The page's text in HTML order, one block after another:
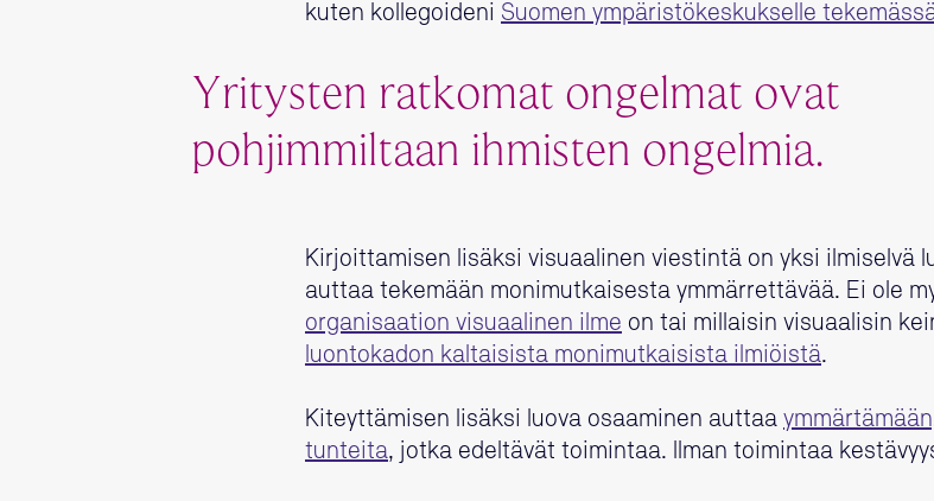
kuten kollegoideni Suomen ympäristökeskukselle
Yritysten ratkomat ongelmat ovat
pohjimmiltaan ihmisten ongelmia.
Kirjoittamisen lisäksi visuaalinen viestintä on yksi ilmiselvä
auttaa tekemään monimutkaisesta ymmärrettävää. Ei ole
organisaation visuaalinen ilme on tai millaisin visuaalisin
luontokadon kaltaisista monimutkaisista ilmiöistä.
Kiteyttämisen lisäksi luova osaaminen auttaa
tunteita, jotka edeltävät toimintaa. Ilman toimintaa